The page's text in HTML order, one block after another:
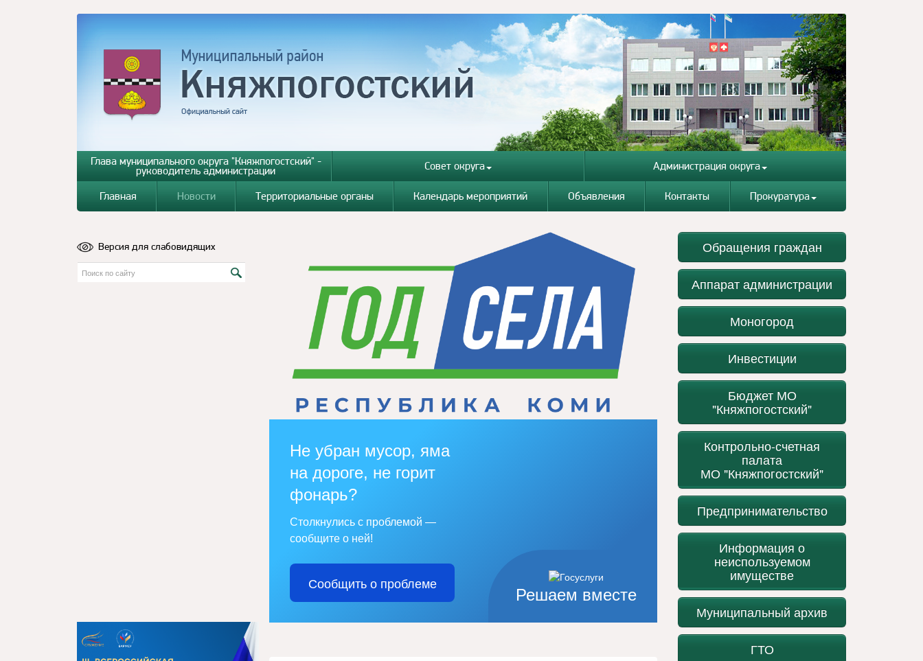
Глава муниципального округа "Княжпогостский" -
руководитель администрации Совет округа Администрация округа
Главная Новости Территориальные органы Календарь мероприятий Объявления Контакты Прокуратура
Версия для слабовидящих
Решаем вместе
Не убран мусор, яма
на дороге, не горит
фонарь?
Столкнулись с проблемой —
сообщите о ней!
Сообщить о проблеме
Обращения граждан
Аппарат администрации
Моногород
Инвестиции
Бюджет МО
"Княжпогостский"
Контрольно-счетная
палата
МО "Княжпогостский"
Предпринимательство
Информация о
неиспользуемом
имуществе
Муниципальный архив
ГТО